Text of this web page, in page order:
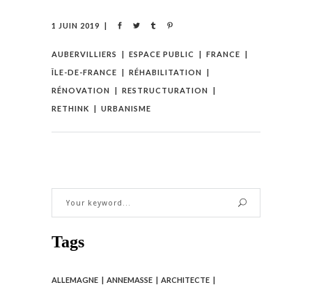
1 JUIN 2019
AUBERVILLIERS ESPACE PUBLIC
FRANCE
ÎLE-DE-FRANCE
RÉHABILITATION
RÉNOVATION
RESTRUCTURATION
RETHINK
URBANISME
Tags
ALLEMAGNE ANNEMASSE ARCHITECTE